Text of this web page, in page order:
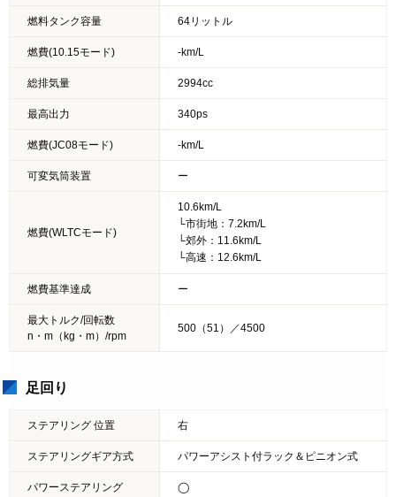
燃料タンク容量 64リットル
燃費(10.15モード) -km/L
総排気量 2994cc
最高出力 340ps
燃費(JC08モード) -km/L
可変気筒装置 ー
燃費(WLTCモード)
10.6km/L
└市街地：7.2km/L
└郊外：11.6km/L
└高速：12.6km/L
燃費基準達成 ー
最大トルク/回転数
n・m（kg・m）/rpm
500（51）／4500
足回り
ステアリング 位置 右
ステアリングギア方式 パワーアシスト付ラック＆ピニオン式
パワーステアリング ◯